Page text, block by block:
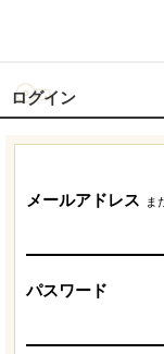
ログイン
メールアドレス ま
パスワード